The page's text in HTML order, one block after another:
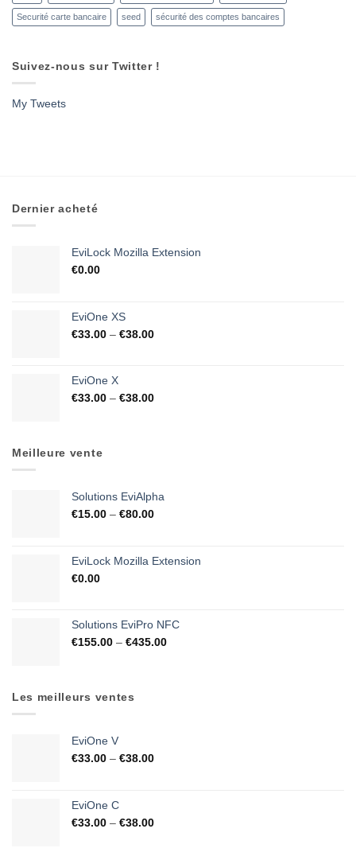
Securité carte bancaire seed sécurité des comptes bancaires
Suivez-nous sur Twitter !
My Tweets
Dernier acheté
EviLock Mozilla Extension
€0.00
EviOne XS
€33.00 – €38.00
EviOne X
€33.00 – €38.00
Meilleure vente
Solutions EviAlpha
€15.00 – €80.00
EviLock Mozilla Extension
€0.00
Solutions EviPro NFC
€155.00 – €435.00
Les meilleurs ventes
EviOne V
€33.00 – €38.00
EviOne C
€33.00 – €38.00